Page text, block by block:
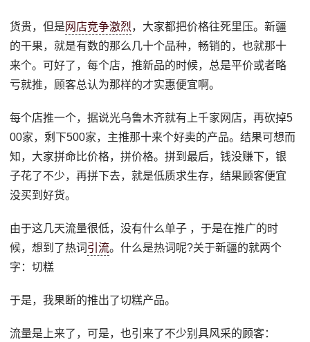
货贵，但是 网店竞争激烈，大家都把价格往死里压。新疆
的干果，就是有数的那么几十个品种，畅销的，也就那十
来个。可好了，每个店，推新品的时候，总是平价或者略
亏就推，顾客总认为那样的才实惠便宜啊。
每个店推一个，据说光乌鲁木齐就有上千家网店，再砍掉5
00家，剩下500家，主推那十来个好卖的产品。结果可想而
知，大家拼命比价格，拼价格。拼到最后，钱没赚下，银
子花了不少，再拼下去，就是低质求生存，结果顾客便宜
没买到好货。
由于这几天流量很低，没有什么单子 ，于是在推广的时
候，想到了热词 引流。什么是热词呢?关于新疆的就两个
字：切糕
于是，我果断的推出了切糕产品。
流量是上来了，可是，也引来了不少别具风采的顾客：